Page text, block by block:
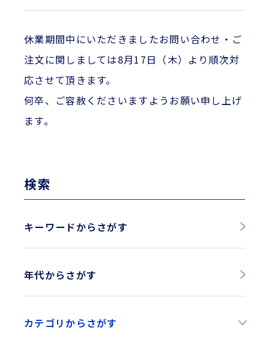
検索
キーワードからさがす
年代からさがす
2025年
カテゴリからさがす
休業期間中にいただきましたお問い合わせ・ご
注文に関しましては8月17日（木）より順次対
応させて頂きます。
何卒、ご容赦くださいますようお願い申し上げ
ます。